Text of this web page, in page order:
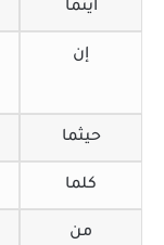
أينما
إن
حيثما
كلما
من